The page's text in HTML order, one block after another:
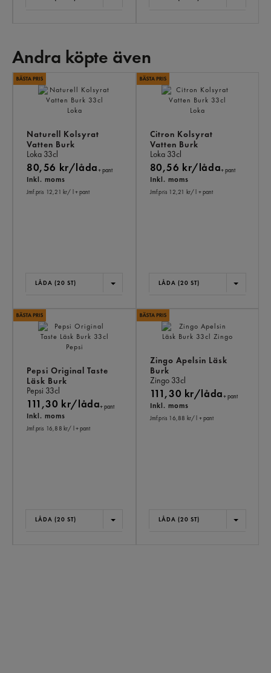
Andra köpte även
Naturell Kolsyrat
Vatten Burk
Loka 33cl
80,56 kr/låda+ pant
Inkl. moms
Jmf.pris 12,21 kr/ l+ pant
LÅDA (20 ST)
Citron Kolsyrat
Vatten Burk
Loka 33cl
80,56 kr/låda+ pant
Inkl. moms
Jmf.pris 12,21 kr/ l + pant
LÅDA (20 ST)
Pepsi Original Taste
Läsk Burk
Pepsi 33cl
111,30 kr/låda+ pant
Inkl. moms
Jmf.pris 16,88 kr/ l+ pant
LÅDA (20 ST)
Zingo Apelsin Läsk
Burk
Zingo 33cl
111,30 kr/låda+ pant
Inkl. moms
Jmf.pris 16,88 kr/ l + pant
LÅDA (20 ST)